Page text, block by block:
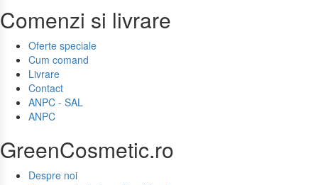
Comenzi si livrare
Oferte speciale
Cum comand
Livrare
Contact
ANPC - SAL
ANPC
GreenCosmetic.ro
Despre noi